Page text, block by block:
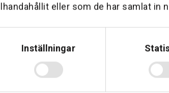
eller som de har samlat in
Inställningar